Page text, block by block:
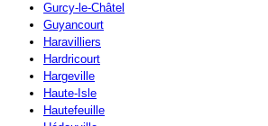
Gurcy-le-Châtel
Guyancourt
Haravilliers
Hardricourt
Hargeville
Haute-Isle
Hautefeuille